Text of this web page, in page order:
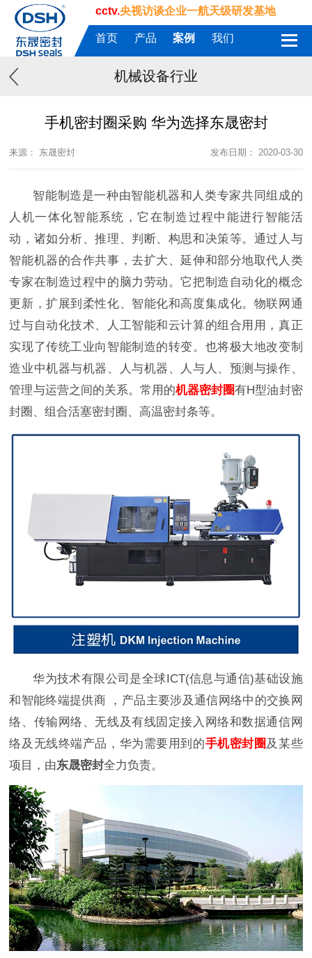
cctv.央视访谈企业一航天级研发基地
首页 产品 案例 我们
机械设备行业
手机密封圈采购 华为选择东晟密封
来源： 东晟密封 发布日期： 2020-03-30
智能制造是一种由智能机器和人类专家共同组成的
人机一体化智能系统，它在制造过程中能进行智能活
动，诸如分析、推理、判断、构思和决策等。通过人与
智能机器的合作共事，去扩大、延伸和部分地取代人类
专家在制造过程中的脑力劳动。它把制造自动化的概念
更新，扩展到柔性化、智能化和高度集成化。物联网通
过与自动化技术、人工智能和云计算的组合用用，真正
实现了传统工业向智能制造的转变。也将极大地改变制
造业中机器与机器、人与机器、人与人、预测与操作、
管理与运营之间的关系。常用的机器密封圈有H型油封密
封圈、组合活塞密封圈、高温密封条等。
华为技术有限公司是全球ICT(信息与通信)基础设施
和智能终端提供商 ，产品主要涉及通信网络中的交换网
络、传输网络、无线及有线固定接入网络和数据通信网
络及无线终端产品，华为需要用到的手机密封圈及某些
项目，由东晟密封全力负责。